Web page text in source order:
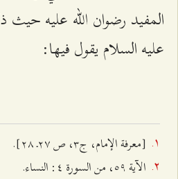
المفيد رضوان الله عليه حيث
عليه السلام يقول فيها:
[معرفة الإمام، ج٣، ص ٢۷ـ ٢۸].
الآية ٥٩، من السورة ٤: النساء.